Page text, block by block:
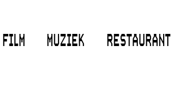
FILM MUZIEK RESTAURANT